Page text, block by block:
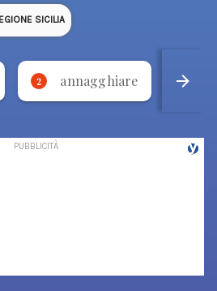
SICILIA
2 annagghiare 3